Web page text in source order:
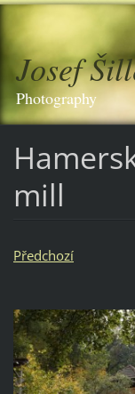
Josef
Photography
mill
Předchozí